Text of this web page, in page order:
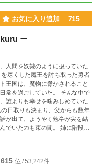
お気に入り追加 715
ー
人間を奴隷のように扱っていた
尽くした魔王を討ち取った勇者
王国は、魔物に脅かされること
常を過ごしていた。 そんな中で
誰よりも幸せを噛みしめていた
日取りも決まり、父からも数年
が出て、ようやく勉学が実を結
でいたのも束の間。 姉に階段か
重体となってしまったのだ。 意
証は難しく、かといって婚約者
なっていたククルーシュは、自
位 / 53,242件